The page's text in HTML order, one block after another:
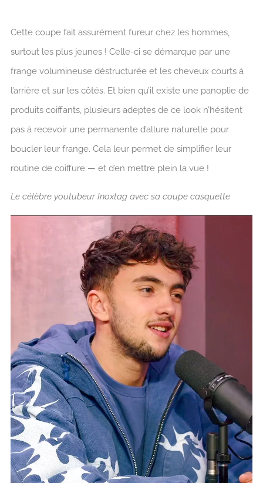
Cette coupe fait assurément fureur chez les hommes,
surtout les plus jeunes ! Celle-ci se démarque par une
frange volumineuse déstructurée et les cheveux courts à
l’arrière et sur les côtés. Et bien qu’il existe une panoplie de
produits coiffants, plusieurs adeptes de ce look n’hésitent
pas à recevoir une permanente d’allure naturelle pour
boucler leur frange. Cela leur permet de simplifier leur
routine de coiffure — et d’en mettre plein la vue !
Le célèbre youtubeur Inoxtag avec sa coupe casquette